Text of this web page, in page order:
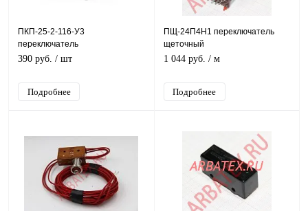
ПКП-25-2-116-У3
переключатель
390 руб. / шт
Подробнее
ПЩ-24П4Н1 переключатель
щеточный
1 044 руб. / м
Подробнее